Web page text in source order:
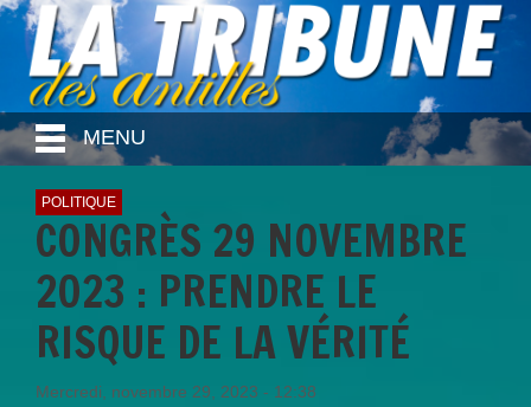
MENU
POLITIQUE
CONGRÈS 29 NOVEMBRE
2023 : PRENDRE LE
RISQUE DE LA VÉRITÉ
Mercredi, novembre 29, 2023 - 12:38